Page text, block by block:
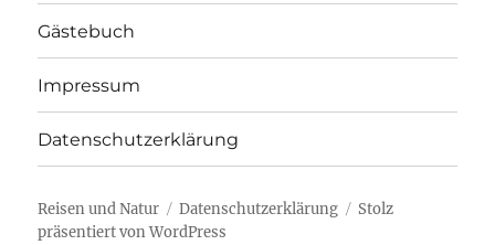
Gästebuch
Impressum
Datenschutzerklärung
Reisen und Natur Datenschutzerklärung
Stolz
präsentiert von WordPress